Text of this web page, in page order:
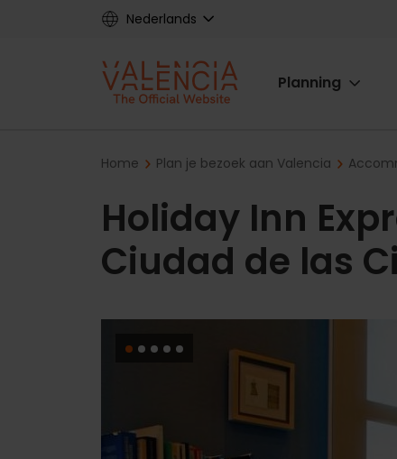
Nederlands
Main
Planning
Breadcrumb
Home Plan je bezoek aan Valencia
Holiday Inn
Ciudad de las